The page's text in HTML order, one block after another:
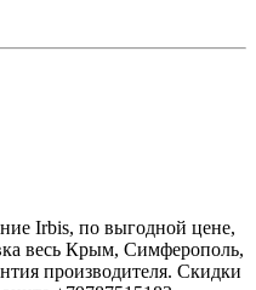
Irbis, по выгодной цене,
весь Крым, Симферополь,
производителя. Скидки